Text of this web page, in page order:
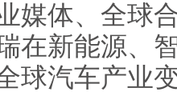
媒体、全球
在新能源、
球汽车产业